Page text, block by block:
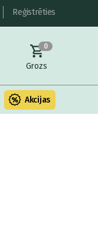
Reģistrēties
0
Grozs
Fasādes
Akcijas